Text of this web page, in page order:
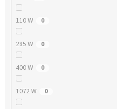
110 W 0
285 W 0
400 W 0
1072 W 0